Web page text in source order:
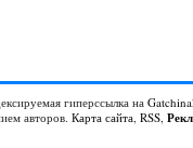
гиперссылка на
авторов. Карта сайта, RSS,